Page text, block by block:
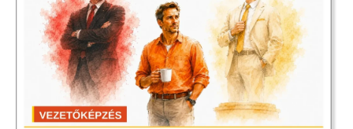
nem
ellenség
isten.